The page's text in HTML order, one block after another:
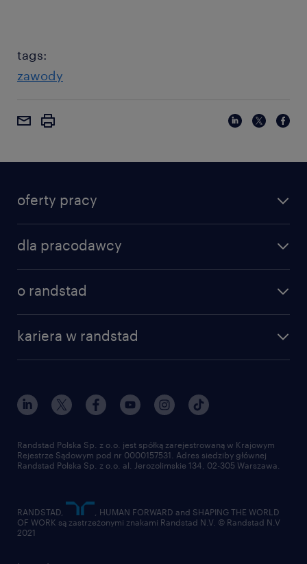
tags:
zawody
oferty pracy
dla pracodawcy
o randstad
kariera w randstad
Randstad Polska Sp. z o.o. jest spółką zarejestrowaną w Krajowym
Rejestrze Sądowym pod nr 0000157531. Adres siedziby głównej
Randstad Polska Sp. z o.o. al. Jerozolimskie 134, 02-305 Warszawa.
RANDSTAD,
, HUMAN FORWARD and SHAPING THE WORLD
OF WORK są zastrzeżonymi znakami Randstad N.V. © Randstad N.V
2021